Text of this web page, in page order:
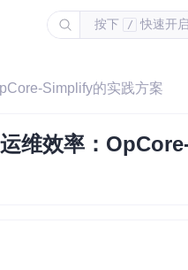
按下 / 快速开
Simplify的实践方案
维效率：